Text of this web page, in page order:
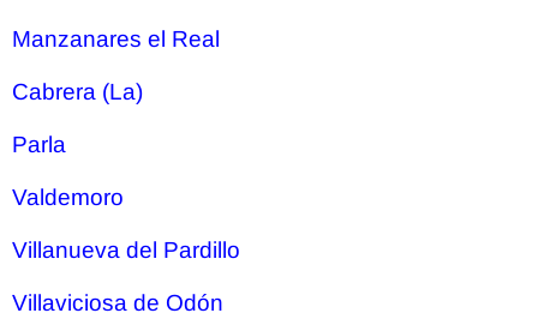
Manzanares el Real
Cabrera (La)
Parla
Valdemoro
Villanueva del Pardillo
Villaviciosa de Odón